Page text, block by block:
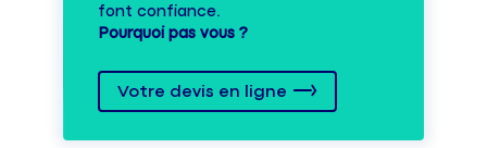
font confiance.
Pourquoi pas vous ?
Votre devis en ligne